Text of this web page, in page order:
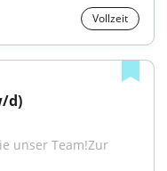
Vollzeit
d)
unser Team!Zur